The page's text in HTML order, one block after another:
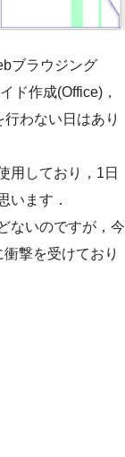
ブラウジング
ド作成(Office)，
わない日はあり
用しており，1日
います．
ないのですが，今
撃を受けており